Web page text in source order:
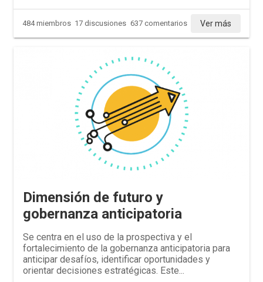
484 miembros 17 discusiones 637 comentarios Ver más
Dimensión de futuro y
gobernanza anticipatoria
Se centra en el uso de la prospectiva y el
fortalecimiento de la gobernanza anticipatoria para
anticipar desafíos, identificar oportunidades y
orientar decisiones estratégicas. Este...